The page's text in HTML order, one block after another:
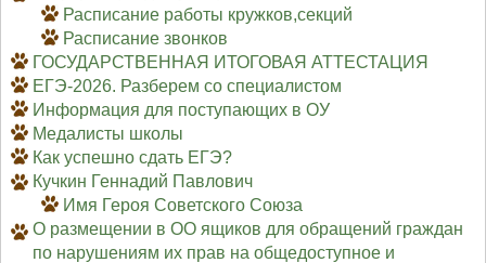
Расписание работы кружков,секций
Расписание звонков
ГОСУДАРСТВЕННАЯ ИТОГОВАЯ АТТЕСТАЦИЯ
ЕГЭ-2026. Разберем со специалистом
Информация для поступающих в ОУ
Медалисты школы
Как успешно сдать ЕГЭ?
Кучкин Геннадий Павлович
Имя Героя Советского Союза
О размещении в ОО ящиков для обращений граждан
по нарушениям их прав на общедоступное и